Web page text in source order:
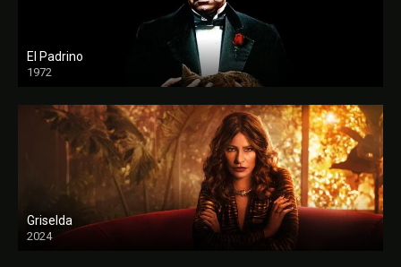
El Padrino
1972
FULL HD
Griselda
2024